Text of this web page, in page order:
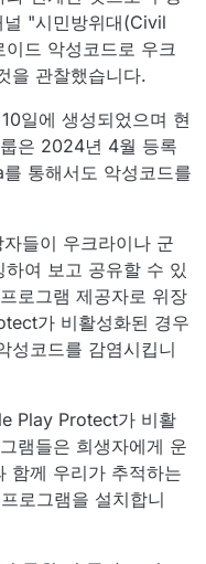
"시민방위대(Civil
드 악성코드로 우크
을 관찰했습니다.
일에 생성되었으며 현
은 2024년 4월 등록
통해서도 악성코드를
들이 우크라이나 군
여 보고 공유할 수 있
로그램 제공자로 위장
가 비활성화된 경우
성코드를 감염시킵니
Play Protect가 비활
램들은 희생자에게 운
함께 우리가 추적하는
로그램을 설치합니